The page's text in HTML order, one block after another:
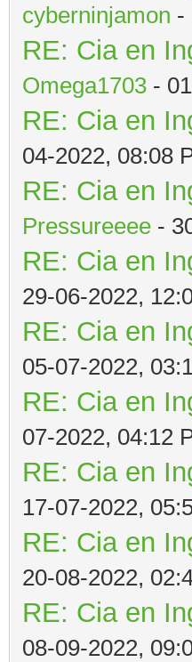
cyberninjamon -
RE: Cia en
Omega1703 -
RE: Cia en
04-2022, 08:08
RE: Cia en
Pressureeee -
RE: Cia en
29-06-2022,
RE: Cia en
05-07-2022,
RE: Cia en
07-2022, 04:12
RE: Cia en
17-07-2022,
RE: Cia en
20-08-2022,
RE: Cia en
08-09-2022,